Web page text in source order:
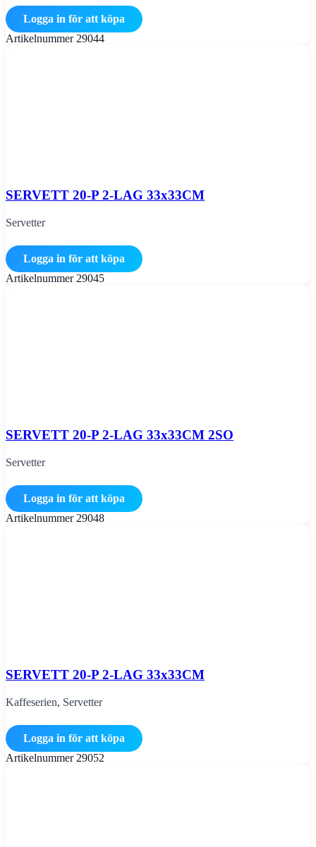
Logga in för att köpa
Artikelnummer 29044
SERVETT 20-P 2-LAG 33x33CM
Servetter
Logga in för att köpa
Artikelnummer 29045
SERVETT 20-P 2-LAG 33x33CM 2SO
Servetter
Logga in för att köpa
Artikelnummer 29048
SERVETT 20-P 2-LAG 33x33CM
Kaffeserien, Servetter
Logga in för att köpa
Artikelnummer 29052